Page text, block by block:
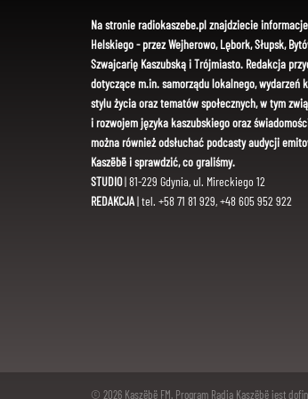
Na stronie radiokaszebe.pl znajdziecie informacje
Helskiego - przez Wejherowo, Lębork, Słupsk,
Szwajcarię Kaszubską i Trójmiasto. Redakcja
dotyczące m.in. samorządu lokalnego, wydarzeń
stylu życia oraz tematów społecznych, w tym
i rozwojem języka kaszubskiego oraz
można również odsłuchać podcasty audycji
Kaszëbë i sprawdzić, co graliśmy.
STUDIO| 81-229 Gdynia, ul. Mireckiego 12
REDAKCJA| tel. +58 71 81 929, +48 605 952 922
© 2026 Kaszëbë FM. Program Radia Kaszëbë jest